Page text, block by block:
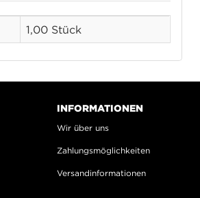
1,00 Stück
INFORMATIONEN
Wir über uns
Zahlungsmöglichkeiten
Versandinformationen